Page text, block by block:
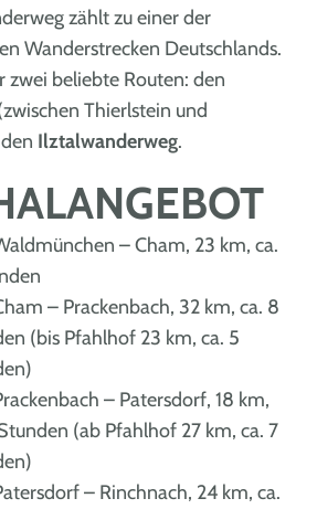
zählt zu einer der
Wanderstrecken Deutschlands.
zwei beliebte Routen: den
Thierlstein und
Ilztalwanderweg.
– Cham, 23 km, ca.
– Prackenbach, 32 km, ca. 8
(bis Pfahlhof 23 km, ca. 5
– Patersdorf, 18 km,
(ab Pfahlhof 27 km, ca. 7
– Rinchnach, 24 km, ca.